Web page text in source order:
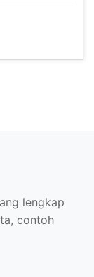
lengkap
contoh